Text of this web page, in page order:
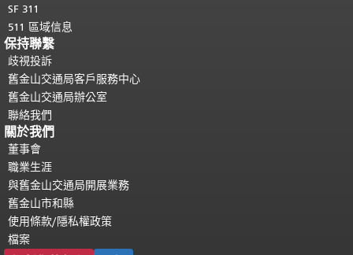
SF 311
511 區域信息
保持聯繫
歧視投訴
舊金山交通局客戶服務中心
舊金山交通局辦公室
聯絡我們
關於我們
董事會
職業生涯
與舊金山交通局開展業務
舊金山市和縣
使用條款/隱私權政策
檔案